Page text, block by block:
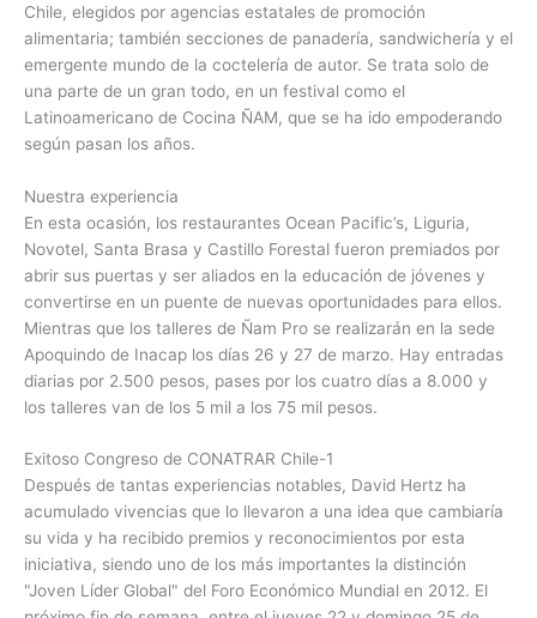
Chile, elegidos por agencias estatales de promoción
alimentaria; también secciones de panadería, sandwichería y el
emergente mundo de la coctelería de autor. Se trata solo de
una parte de un gran todo, en un festival como el
Latinoamericano de Cocina ÑAM, que se ha ido empoderando
según pasan los años.
Nuestra experiencia
En esta ocasión, los restaurantes Ocean Pacific’s, Liguria,
Novotel, Santa Brasa y Castillo Forestal fueron premiados por
abrir sus puertas y ser aliados en la educación de jóvenes y
convertirse en un puente de nuevas oportunidades para ellos.
Mientras que los talleres de Ñam Pro se realizarán en la sede
Apoquindo de Inacap los días 26 y 27 de marzo. Hay entradas
diarias por 2.500 pesos, pases por los cuatro días a 8.000 y
los talleres van de los 5 mil a los 75 mil pesos.
Exitoso Congreso de CONATRAR Chile-1
Después de tantas experiencias notables, David Hertz ha
acumulado vivencias que lo llevaron a una idea que cambiaría
su vida y ha recibido premios y reconocimientos por esta
iniciativa, siendo uno de los más importantes la distinción
"Joven Líder Global" del Foro Económico Mundial en 2012. El